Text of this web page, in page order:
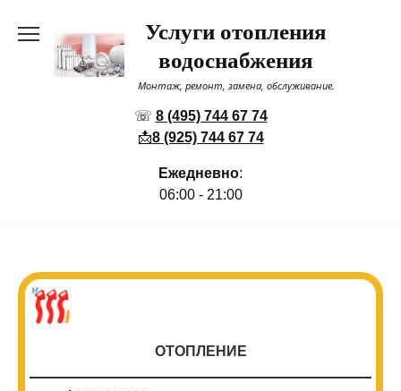
содержанию
Услуги отопления
водоснабжения
Монтаж, ремонт, замена, обслуживание.
☏ 8 (495) 744 67 74
📩8 (925) 744 67 74
Ежедневно:
06:00 - 21:00
ОТОПЛЕНИЕ